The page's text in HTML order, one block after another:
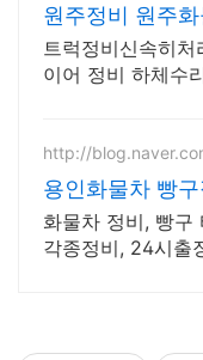
원주정비 원주
트럭정비신속히
이어 정비 하체수
http://
용인화물차 빵
전문
화물차 정비, 빵구
각종정비, 24시출